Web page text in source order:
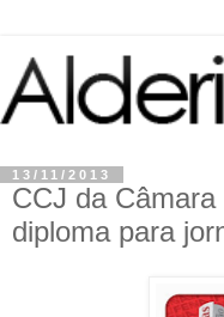
13/11/2013
CCJ da
diploma para